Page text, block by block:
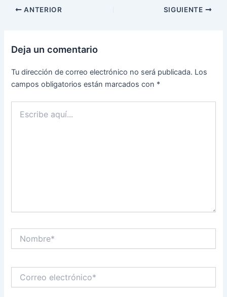
ANTERIOR SIGUIENTE
Deja un comentario
Tu dirección de correo electrónico no será publicada. Los
campos obligatorios están marcados con *
aquí...
electrónico*